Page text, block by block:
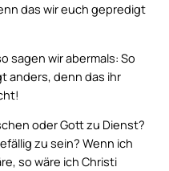
das wir euch gepredigt
sagen wir abermals: So
anders, denn das ihr
oder Gott zu Dienst?
zu sein? Wenn ich
so wäre ich Christi